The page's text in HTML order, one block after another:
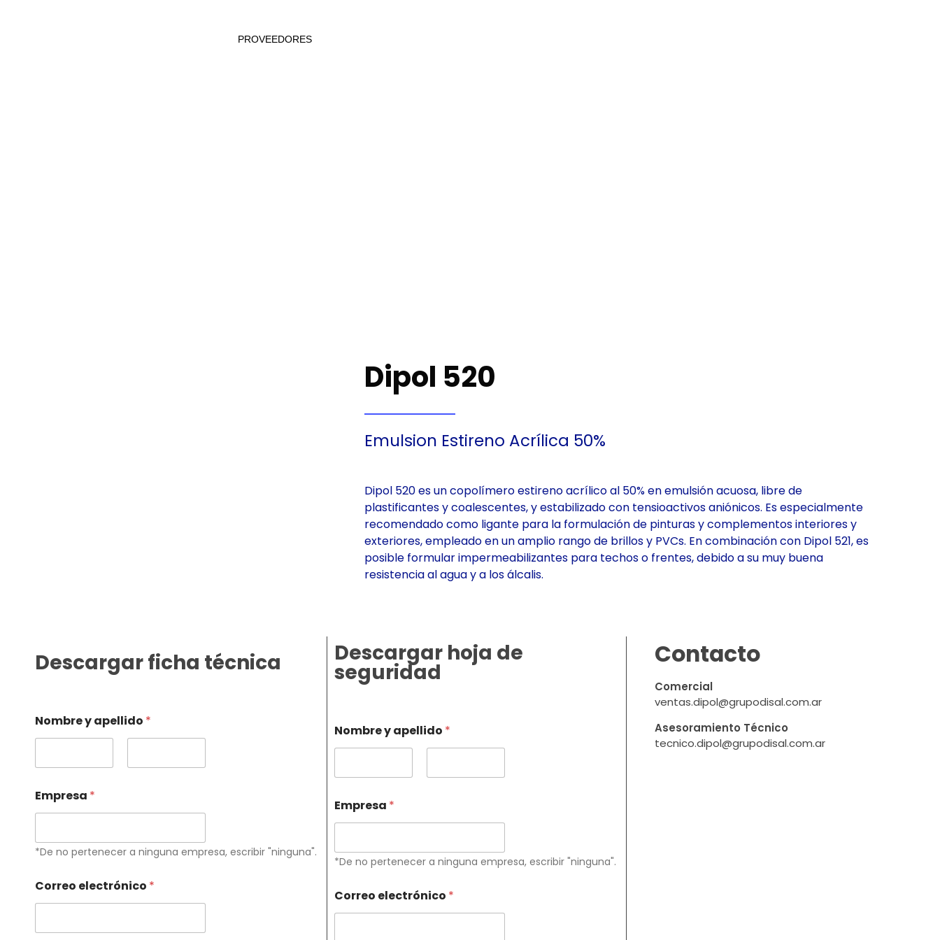
PROVEEDORES
Dipol 520
Emulsion Estireno Acrílica 50%
Dipol 520 es un copolímero estireno acrílico al 50% en emulsión acuosa, libre de
plastificantes y coalescentes, y estabilizado con tensioactivos aniónicos. Es especialmente
recomendado como ligante para la formulación de pinturas y complementos interiores y
exteriores, empleado en un amplio rango de brillos y PVCs. En combinación con Dipol 521, es
posible formular impermeabilizantes para techos o frentes, debido a su muy buena
resistencia al agua y a los álcalis.
Descargar ficha técnica
Nombre y apellido *
Empresa *
*De no pertenecer a ninguna empresa, escribir "ninguna".
Correo electrónico *
Descargar hoja de
seguridad
Nombre y apellido *
Empresa *
*De no pertenecer a ninguna empresa, escribir "ninguna".
Correo electrónico *
Contacto
Comercial
ventas.dipol@grupodisal.com.ar
Asesoramiento Técnico
tecnico.dipol@grupodisal.com.ar